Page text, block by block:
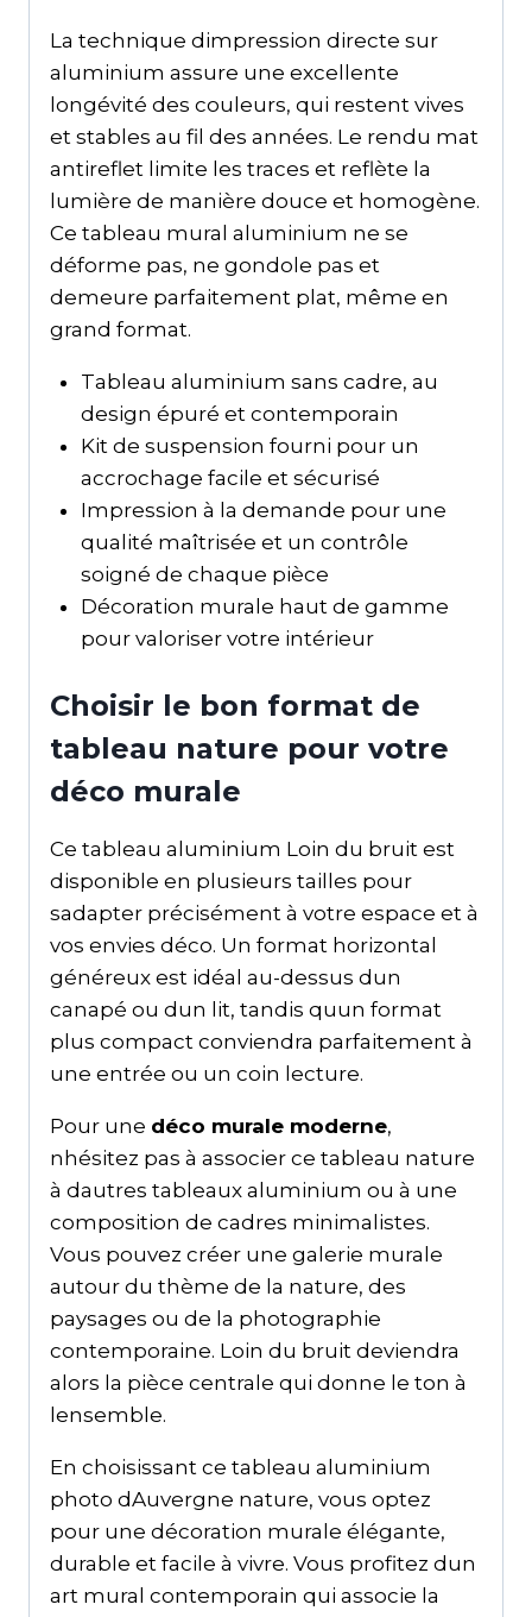
La technique dimpression directe sur
aluminium assure une excellente
longévité des couleurs, qui restent vives
et stables au fil des années. Le rendu mat
antireflet limite les traces et reflète la
lumière de manière douce et homogène.
Ce tableau mural aluminium ne se
déforme pas, ne gondole pas et
demeure parfaitement plat, même en
grand format.
Tableau aluminium sans cadre, au
design épuré et contemporain
Kit de suspension fourni pour un
accrochage facile et sécurisé
Impression à la demande pour une
qualité maîtrisée et un contrôle
soigné de chaque pièce
Décoration murale haut de gamme
pour valoriser votre intérieur
Choisir le bon format de
tableau nature pour votre
déco murale
Ce tableau aluminium Loin du bruit est
disponible en plusieurs tailles pour
sadapter précisément à votre espace et à
vos envies déco. Un format horizontal
généreux est idéal au-dessus dun
canapé ou dun lit, tandis quun format
plus compact conviendra parfaitement à
une entrée ou un coin lecture.
Pour une déco murale moderne,
nhésitez pas à associer ce tableau nature
à dautres tableaux aluminium ou à une
composition de cadres minimalistes.
Vous pouvez créer une galerie murale
autour du thème de la nature, des
paysages ou de la photographie
contemporaine. Loin du bruit deviendra
alors la pièce centrale qui donne le ton à
lensemble.
En choisissant ce tableau aluminium
photo dAuvergne nature, vous optez
pour une décoration murale élégante,
durable et facile à vivre. Vous profitez dun
art mural contemporain qui associe la